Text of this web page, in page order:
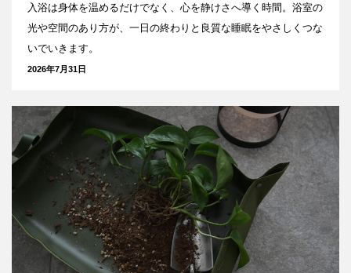
入浴は身体を温めるだけでなく、心を静けさへ導く時間。浴室の
光や空間のあり方が、一日の終わりと良質な睡眠をやさしくつな
いでいきます。
2026年7月31日